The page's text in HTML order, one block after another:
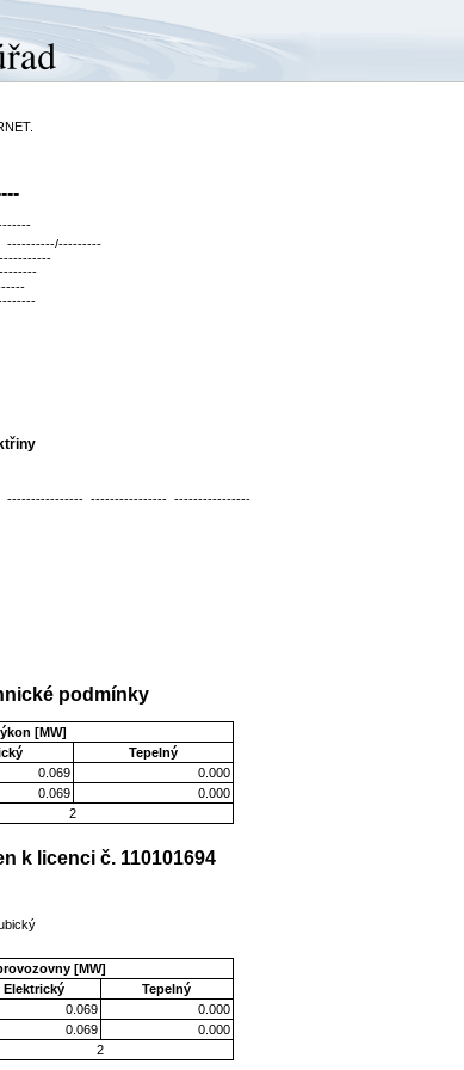
----------/---------
---------------- ---------------- ----------------
podmínky
[MW]
Tepelný
0.069
0.000
0.069
0.000
2
k licenci č. 110101694
[MW]
Elektrický
Tepelný
0.069
0.000
0.069
0.000
2